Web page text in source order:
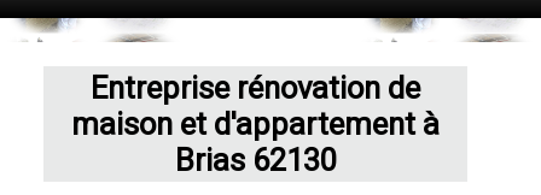
Entreprise rénovation de
maison et d'appartement à
Brias 62130